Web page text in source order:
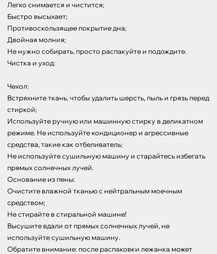
Легко снимается и чистится;
Быстро высыхает;
Противоскользящее покрытие дна;
Двойная молния;
Не нужно собирать, просто распакуйте и подождите.
Чистка и уход:
Чехол:
Встряхните ткань, чтобы удалить шерсть, пыль и грязь перед
стиркой;
Используйте ручную или машинную стирку в деликатном
режиме. Не используйте кондиционер и агрессивные
средства, такие как отбеливатель;
Не используйте сушильную машину и старайтесь избегать
прямых солнечных лучей.
Основание из пены:
Очистите влажной тканью с нейтральным моечным
средством;
Не стирайте в стиральной машине!
Высушите вдали от прямых солнечных лучей, не
используйте сушильную машину.
Обратите внимание: после распаковки лежанка может